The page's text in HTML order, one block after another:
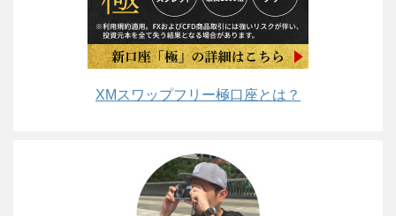
XMスワップフリー極口座とは？